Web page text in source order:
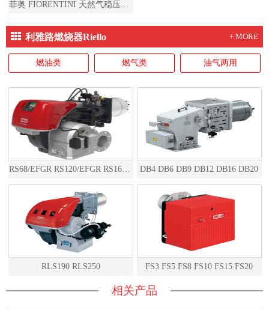
利雅路燃烧器Riello + MORE
燃油类 燃气类 油气两用
DB4 DB6 DB9 DB12 DB16 DB20
RLS190 RLS250 FS3 FS5 FS8 FS10 FS15 FS20
相关产品